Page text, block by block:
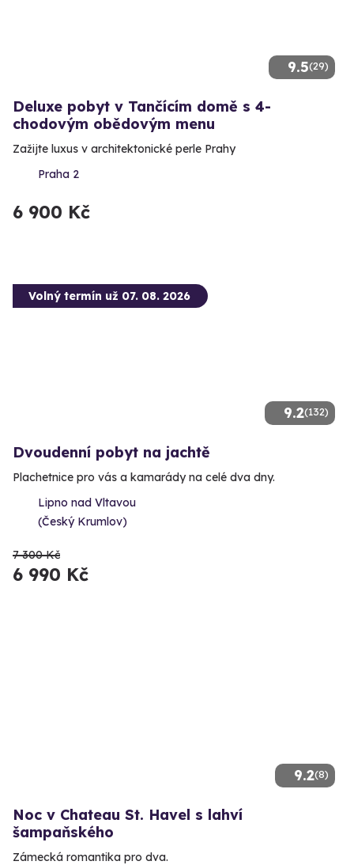
9.5(29)
Deluxe pobyt v Tančícím domě s 4-
chodovým obědovým menu
Zažijte luxus v architektonické perle Prahy
Praha 2
6 900 Kč
9.2(132)
Volný termín už 07. 08. 2026
Dvoudenní pobyt na jachtě
Plachetnice pro vás a kamarády na celé dva dny.
Lipno nad Vltavou
(Český Krumlov)
7 300 Kč
6 990 Kč
9.2(8)
Noc v Chateau St. Havel s lahví
šampaňského
Zámecká romantika pro dva.